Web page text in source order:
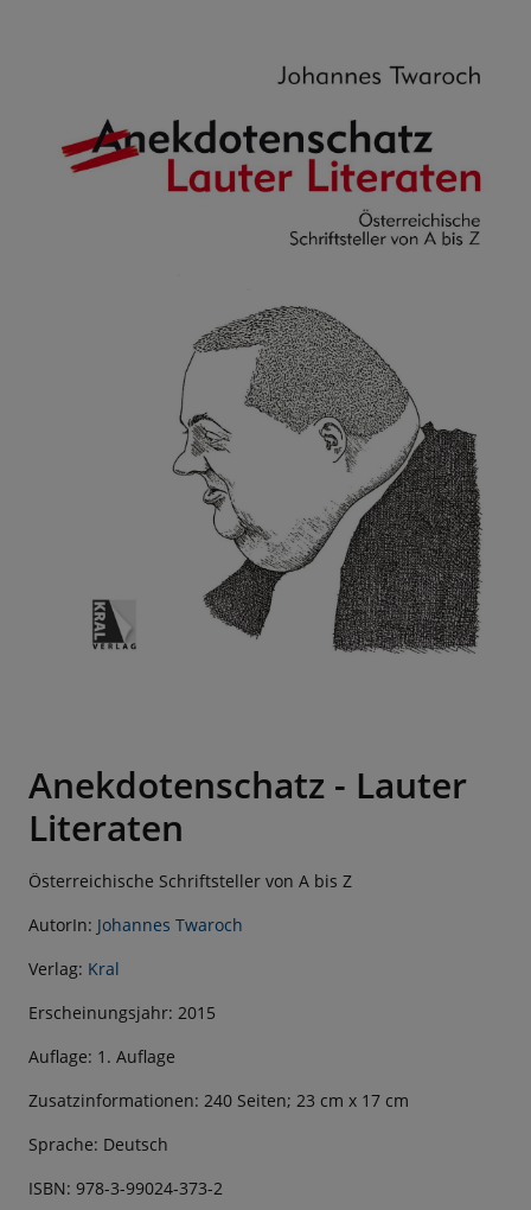
Anekdotenschatz - Lauter
Literaten
Österreichische Schriftsteller von A bis Z
AutorIn: Johannes Twaroch
Verlag: Kral
Erscheinungsjahr: 2015
Auflage: 1. Auflage
Zusatzinformationen: 240 Seiten; 23 cm x 17 cm
Sprache: Deutsch
ISBN: 978-3-99024-373-2